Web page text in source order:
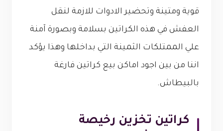
قوية ومتينة وتحضير الادوات للازمة لنقل
العفش في هذه الكراتين بسلامة وبصورة آمنة
علي الممتلكات الثمينة التي بداخلها وهذا يؤكد
اننا من بين اجود اماكن بيع كراتين فارغة
بالبيطاش.
كراتين تخزين رخيصة